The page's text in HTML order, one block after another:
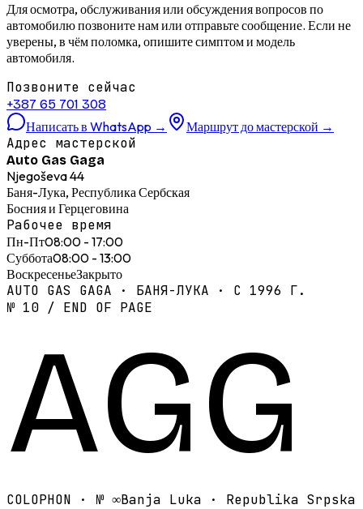
Для осмотра, обслуживания или обсуждения вопросов по
автомобилю позвоните нам или отправьте сообщение. Если не
уверены, в чём поломка, опишите симптом и модель
автомобиля.
Позвоните сейчас
+387 65 701 308
Написать в WhatsApp → Маршрут до мастерской →
Адрес мастерской
Auto Gas Gaga
Njegoševa 44
Баня-Лука, Республика Сербская
Босния и Герцеговина
Рабочее время
Пн-Пт08:00 - 17:00
Суббота08:00 - 13:00
ВоскресеньеЗакрыто
AUTO GAS GAGA · БАНЯ-ЛУКА · С 1996 Г.
№ 10 / END OF PAGE
AGG
COLOPHON · № ∞Banja Luka · Republika Srpska